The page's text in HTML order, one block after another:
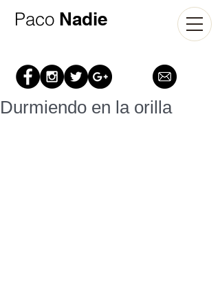
​Paco Nadie​
Durmiendo en la orilla